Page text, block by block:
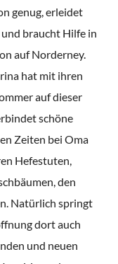
genug, erleidet
braucht Hilfe in
auf Norderney.
hat mit ihren
auf dieser
schöne
Zeiten bei Oma
Hefestuten,
den
Natürlich springt
dort auch
und neuen